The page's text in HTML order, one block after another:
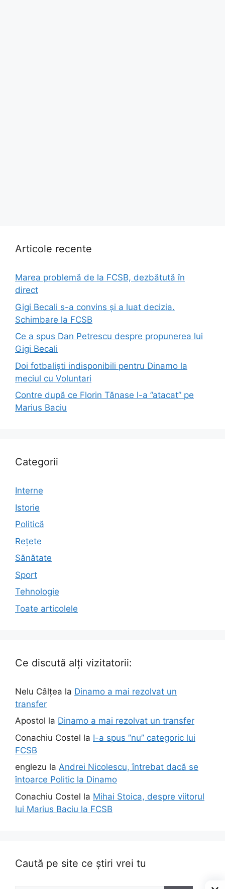
Articole recente
Marea problemă de la FCSB, dezbătută în
direct
Gigi Becali s-a convins și a luat decizia.
Schimbare la FCSB
Ce a spus Dan Petrescu despre propunerea lui
Gigi Becali
Doi fotbaliști indisponibili pentru Dinamo la
meciul cu Voluntari
Contre după ce Florin Tănase l-a ”atacat” pe
Marius Baciu
Categorii
Interne
Istorie
Politică
Rețete
Sănătate
Sport
Tehnologie
Toate articolele
Ce discută alți vizitatorii:
Nelu Câlțea la Dinamo a mai rezolvat un
transfer
Apostol la Dinamo a mai rezolvat un transfer
Conachiu Costel la I-a spus ”nu” categoric lui
FCSB
englezu la Andrei Nicolescu, întrebat dacă se
întoarce Politic la Dinamo
Conachiu Costel la Mihai Stoica, despre viitorul
lui Marius Baciu la FCSB
Caută pe site ce știri vrei tu